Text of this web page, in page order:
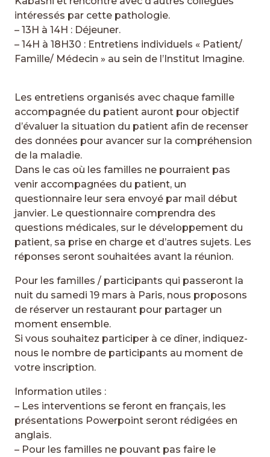
intéressés par cette pathologie.
– 13H à 14H : Déjeuner.
– 14H à 18H30 : Entretiens individuels « Patient/
Famille/ Médecin » au sein de l’Institut Imagine.
Les entretiens organisés avec chaque famille
accompagnée du patient auront pour objectif
d’évaluer la situation du patient afin de recenser
des données pour avancer sur la compréhension
de la maladie.
Dans le cas où les familles ne pourraient pas
venir accompagnées du patient, un
questionnaire leur sera envoyé par mail début
janvier. Le questionnaire comprendra des
questions médicales, sur le développement du
patient, sa prise en charge et d’autres sujets. Les
réponses seront souhaitées avant la réunion.
Pour les familles / participants qui passeront la
nuit du samedi 19 mars à Paris, nous proposons
de réserver un restaurant pour partager un
moment ensemble.
Si vous souhaitez participer à ce dîner, indiquez-
nous le nombre de participants au moment de
votre inscription.
Information utiles :
– Les interventions se feront en français, les
présentations Powerpoint seront rédigées en
anglais.
– Pour les familles ne pouvant pas faire le